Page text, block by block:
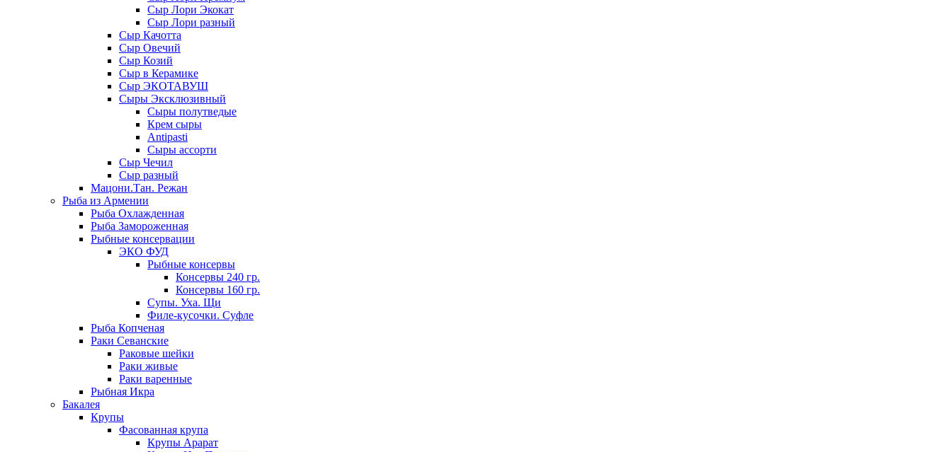
Сыр Лори Экокат
Сыр Лори разный
Сыр Качотта
Сыр Овечий
Сыр Козий
Сыр в Керамике
Сыр ЭКОТАВУШ
Сыры Эксклюзивный
Сыры полутведые
Крем сыры
Antipasti
Сыры ассорти
Сыр Чечил
Сыр разный
Мацони.Тан. Режан
Рыба из Армении
Рыба Охлажденная
Рыба Замороженная
Рыбные консервации
ЭКО ФУД
Рыбные консервы
Консервы 240 гр.
Консервы 160 гр.
Супы. Уха. Щи
Филе-кусочки. Суфле
Рыба Копченая
Раки Севанские
Раковые шейки
Раки живые
Раки варенные
Рыбная Икра
Бакалея
Крупы
Фасованная крупа
Крупы Арарат